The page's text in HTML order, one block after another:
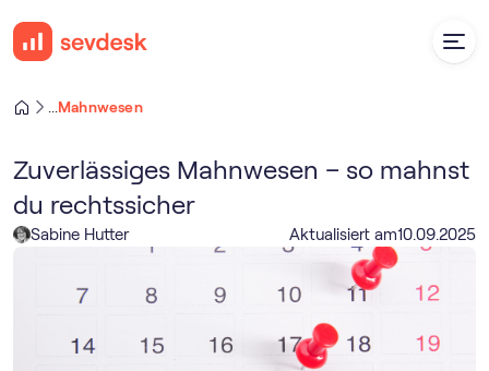
Mahnwesen
Zuverlässiges Mahnwesen – so mahnst
du rechtssicher
Sabine Hutter Aktualisiert am10.09.2025